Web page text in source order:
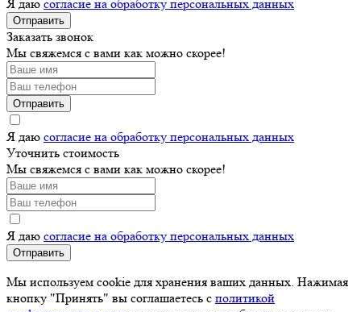
Я даю согласие на обработку персональных данных
Отправить
Заказать звонок
Мы свяжемся с вами как можно скорее!
Отправить
Я даю согласие на обработку персональных данных
Уточнить стоимость
Мы свяжемся с вами как можно скорее!
Я даю согласие на обработку персональных данных
Отправить
Мы используем cookie для хранения ваших данных. Нажимая
кнопку "Принять" вы соглашаетесь с политикой